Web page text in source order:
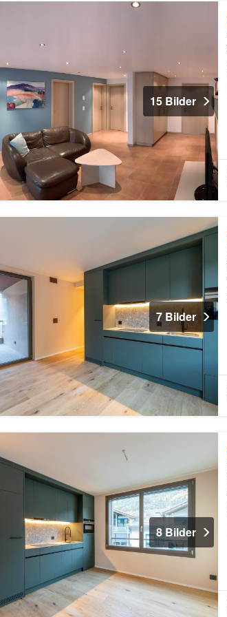
15 Bilder
7 Bilder
8 Bilder